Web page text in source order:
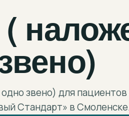
звено) для
Стандарт» в